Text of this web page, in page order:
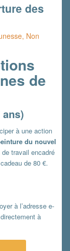
des
, Non
de
à une action
du nouvel
travail encadré
de 80 €.
à l’adresse e-
à